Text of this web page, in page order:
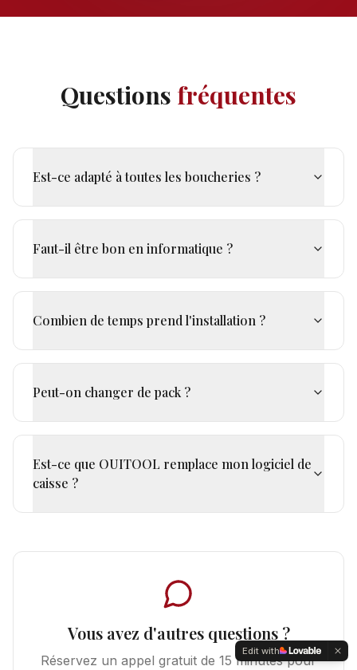
Questions fréquentes
Est-ce adapté à toutes les boucheries ?
Faut-il être bon en informatique ?
Combien de temps prend l'installation ?
Peut-on changer de pack ?
Est-ce que OUITOOL remplace mon logiciel de
caisse ?
Vous avez d'autres questions ?
Réservez un appel gratuit de 15 minutes pour
Edit with